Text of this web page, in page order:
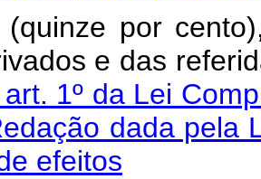
por
e das
1º da Lei
dada pela
efeitos